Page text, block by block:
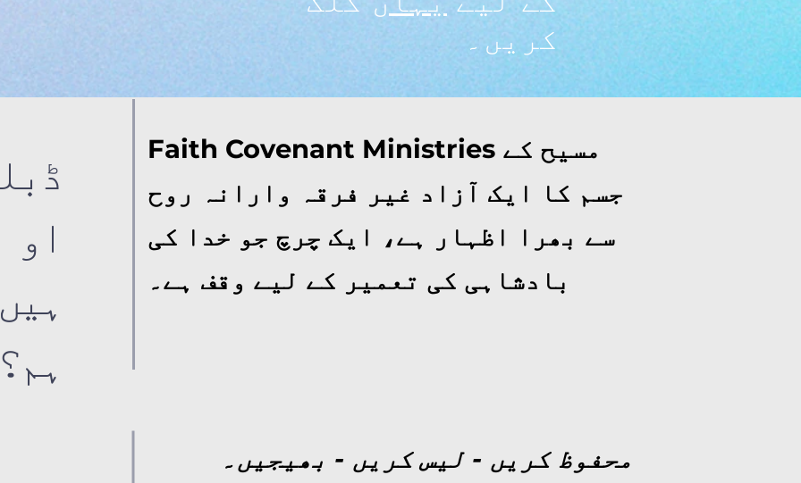
کریں۔
او
ہیں
ہم؟
Faith Covenant Ministries مسیح کے
جسم کا ایک آزاد غیر فرقہ وارانہ روح
سے بھرا اظہار ہے، ایک چرچ جو خدا کی
بادشاہی کی تعمیر کے لیے وقف ہے۔
محفوظ کریں - لیس کریں - بھیجیں۔